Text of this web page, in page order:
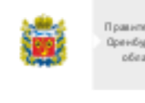
Министерство
культуры
Российской
федерации